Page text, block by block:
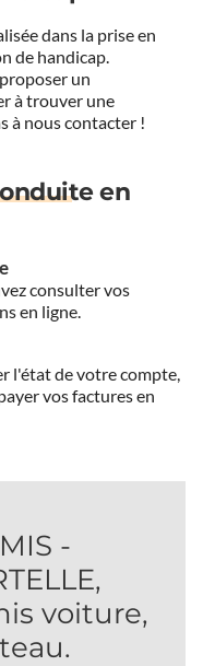
dans la prise en
de handicap.
un
à trouver une
à nous contacter !
en
consulter vos
en ligne.
l'état de votre compte,
vos factures en
-
voiture,